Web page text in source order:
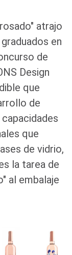
atrajo
en
de
Design
que
de
que
de vidrio,
la tarea de
al embalaje